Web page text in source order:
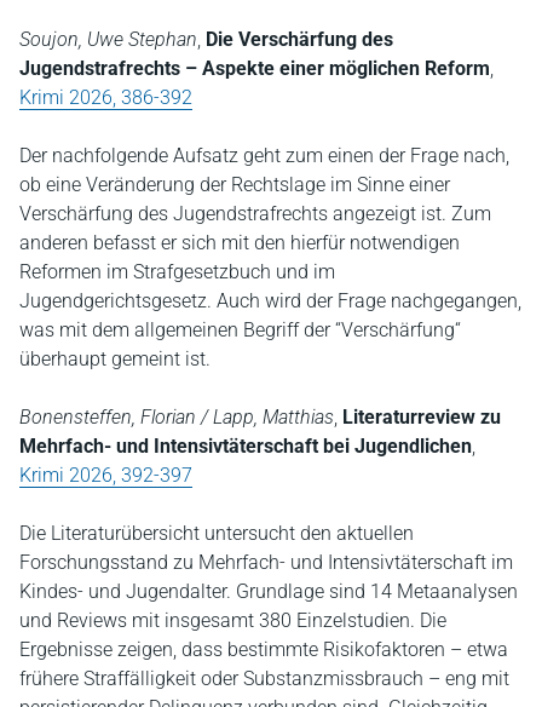
Soujon, Uwe Stephan Die Verschärfung des
Jugendstrafrechts – Aspekte einer möglichen Reform
Krimi 2026, 386-392
Der nachfolgende Aufsatz geht zum einen der Frage nach,
ob eine Veränderung der Rechtslage im Sinne einer
Verschärfung des Jugendstrafrechts angezeigt ist. Zum
anderen befasst er sich mit den hierfür notwendigen
Reformen im Strafgesetzbuch und im
Jugendgerichtsgesetz. Auch wird der Frage nachgegangen,
was mit dem allgemeinen Begriff der “Verschärfung“
überhaupt gemeint ist.
Bonensteffen, Florian / Lapp, Matthias Literaturreview zu
Mehrfach- und Intensivtäterschaft bei Jugendlichen
Krimi 2026, 392-397
Die Literaturübersicht untersucht den aktuellen
Forschungsstand zu Mehrfach- und Intensivtäterschaft im
Kindes- und Jugendalter. Grundlage sind 14 Metaanalysen
und Reviews mit insgesamt 380 Einzelstudien. Die
Ergebnisse zeigen, dass bestimmte Risikofaktoren – etwa
frühere Straffälligkeit oder Substanzmissbrauch – eng mit